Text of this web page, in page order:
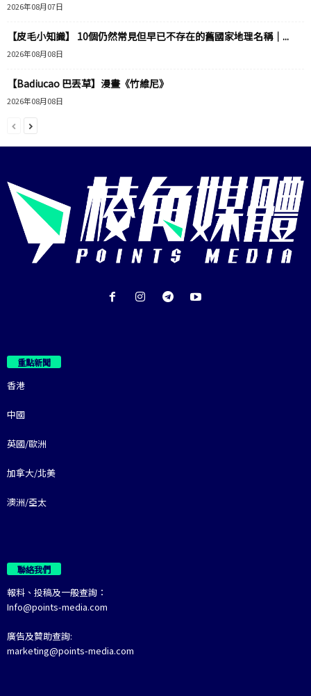
2026年08月07日
【皮毛小知識】 10個仍然常見但早已不存在的舊國家地理名稱｜...
2026年08月08日
【Badiucao 巴丟草】漫畫《竹維尼》
2026年08月08日
重點新聞
香港
中國
英國/歐洲
加拿大/北美
澳洲/亞太
聯絡我們
報料、投稿及一般查詢：
Info@points-media.com
廣告及贊助查詢:
marketing@points-media.com